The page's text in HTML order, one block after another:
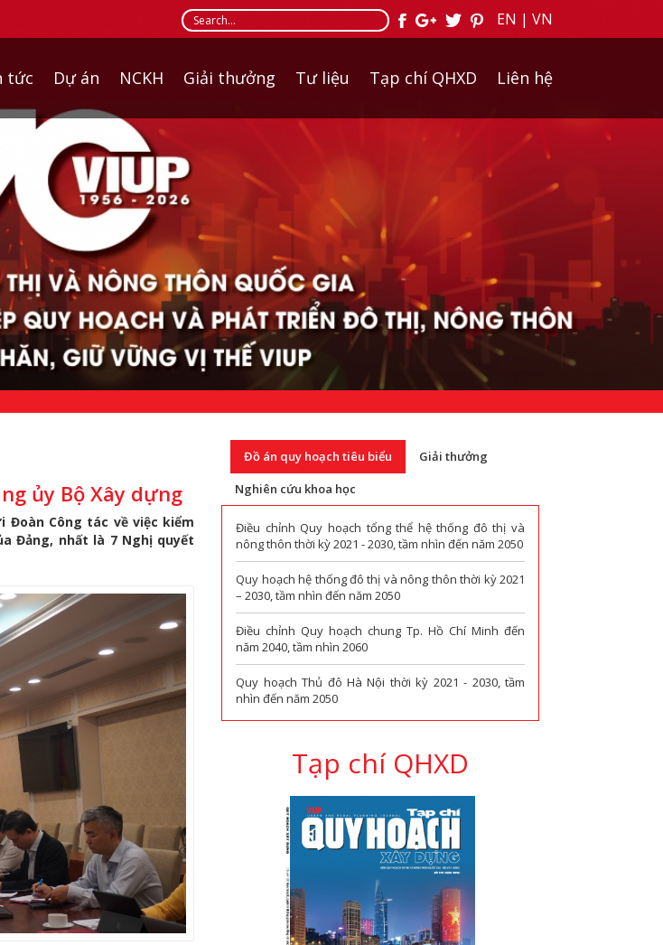
EN | VN
tức Dự án NCKH Giải thưởng Tư liệu Tạp chí QHXD Liên hệ
ủy Bộ Xây dựng
Đoàn Công tác về việc kiểm
Đảng, nhất là 7 Nghị quyết
Đồ án quy hoạch tiêu biểu
Giải thưởng
Nghiên cứu khoa học
Điều chỉnh Quy hoạch tổng thể hệ thống đô thị và
nông thôn thời kỳ 2021 - 2030, tầm nhìn đến năm 2050
Quy hoạch hệ thống đô thị và nông thôn thời kỳ 2021
– 2030, tầm nhìn đến năm 2050
Điều chỉnh Quy hoạch chung Tp. Hồ Chí Minh đến
năm 2040, tầm nhìn 2060
Quy hoạch Thủ đô Hà Nội thời kỳ 2021 - 2030, tầm
nhìn đến năm 2050
Tạp chí QHXD